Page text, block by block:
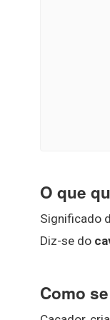
O que
Significado
Diz-se do
Como